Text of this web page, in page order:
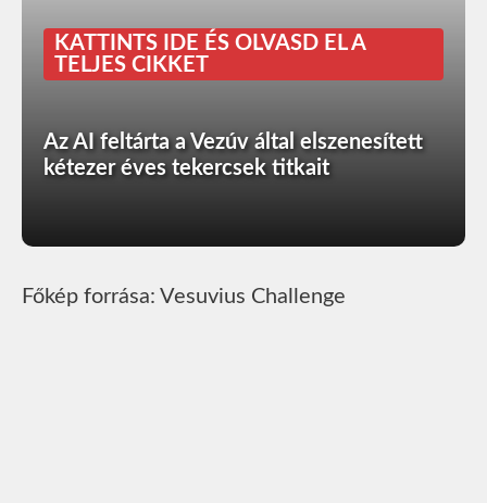
KATTINTS IDE ÉS OLVASD EL A
TELJES CIKKET
Az AI feltárta a Vezúv által elszenesített
kétezer éves tekercsek titkait
Főkép forrása: Vesuvius Challenge